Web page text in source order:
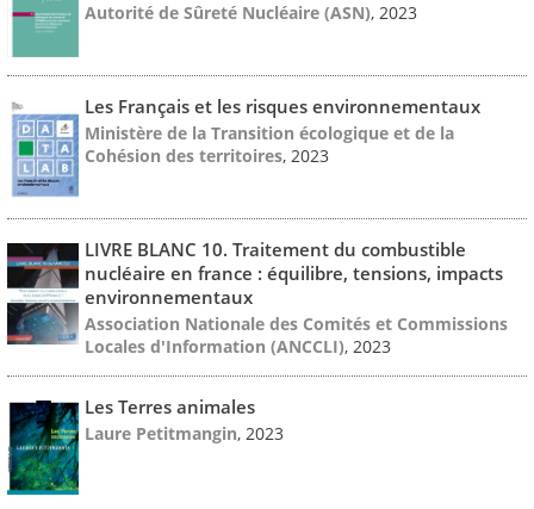
Autorité de Sûreté Nucléaire (ASN), 2023
Les Français et les risques environnementaux
Ministère de la Transition écologique et de la
Cohésion des territoires, 2023
LIVRE BLANC 10. Traitement du combustible
nucléaire en france : équilibre, tensions, impacts
environnementaux
Association Nationale des Comités et Commissions
Locales d'Information (ANCCLI), 2023
Les Terres animales
Laure Petitmangin, 2023